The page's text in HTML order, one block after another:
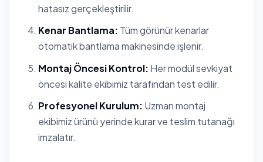
hatasız gerçekleştirilir.
Kenar Bantlama: Tüm görünür kenarlar
otomatik bantlama makinesinde işlenir.
Montaj Öncesi Kontrol: Her modül sevkiyat
öncesi kalite ekibimiz tarafından test edilir.
Profesyonel Kurulum: Uzman montaj
ekibimiz ürünü yerinde kurar ve teslim tutanağı
imzalatır.